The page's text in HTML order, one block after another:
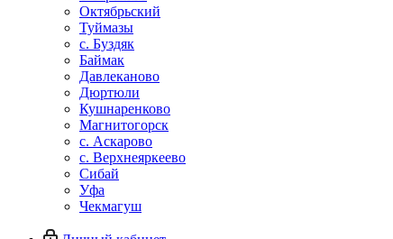
Октябрьский
Туймазы
c. Буздяк
Баймак
Давлеканово
Дюртюли
Кушнаренково
Магнитогорск
с. Аскарово
с. Верхнеяркеево
Сибай
Уфа
Чекмагуш